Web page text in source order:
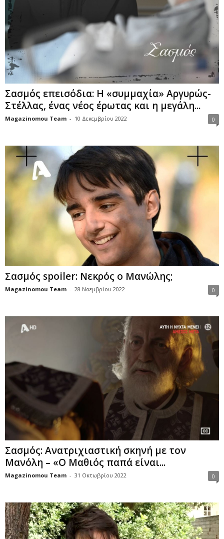
Σασμός επεισόδια: Η «συμμαχία» Αργυρώς-
Στέλλας, ένας νέος έρωτας και η μεγάλη...
Magazinomou Team - 10 Δεκεμβρίου 2022 0
Σασμός spoiler: Νεκρός ο Μανώλης;
Magazinomou Team - 28 Νοεμβρίου 2022 0
Σασμός: Ανατριχιαστική σκηνή με τον
Μανόλη – «Ο Μαθιός παπά είναι...
Magazinomou Team - 31 Οκτωβρίου 2022 0